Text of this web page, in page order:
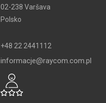
02-238 Varšava
Polsko
+48 22 2441112
informacje@raycom.com.pl